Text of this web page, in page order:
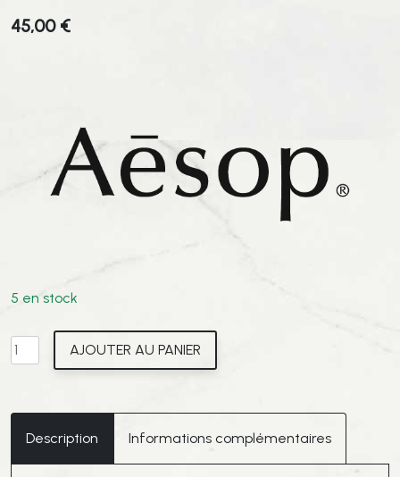
45,00 €
5 en stock
quantité
de
-
Toner
AJOUTER AU PANIER
Description Informations complémentaires